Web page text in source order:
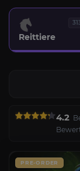
Reittiere
4.2
PRE-ORDER